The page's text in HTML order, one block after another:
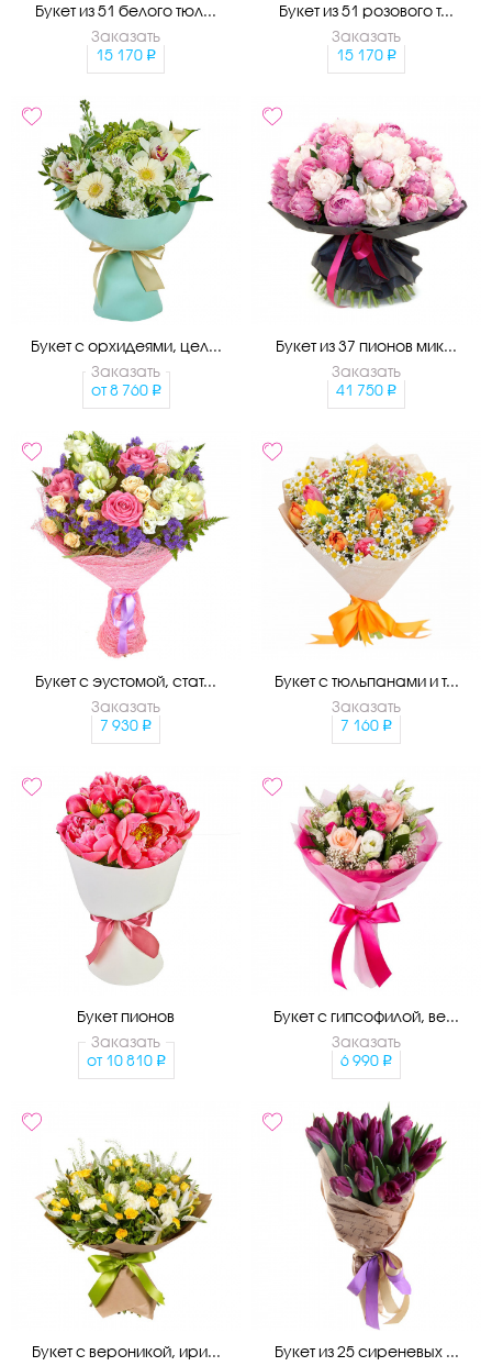
Букет из 51 белого тюл...
Заказать
15 170
Букет из 51 розового т...
Заказать
15 170
Букет с орхидеями, цел...
Заказать
от 8 760
Букет из 37 пионов мик...
Заказать
41 750
Букет с эустомой, стат...
Заказать
7 930
Букет с тюльпанами и т...
Заказать
7 160
Букет пионов
Заказать
от 10 810
Букет с гипсофилой, ве...
Заказать
6 990
Букет с вероникой, ири...
Букет из 25 сиреневых ...